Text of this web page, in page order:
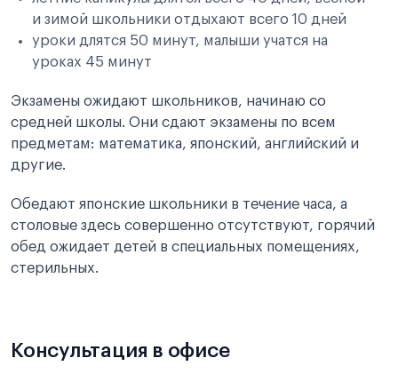
и зимой школьники отдыхают всего 10 дней
уроки длятся 50 минут, малыши учатся на
уроках 45 минут
Экзамены ожидают школьников, начинаю со
средней школы. Они сдают экзамены по всем
предметам: математика, японский, английский и
другие.
Обедают японские школьники в течение часа, а
столовые здесь совершенно отсутствуют, горячий
обед ожидает детей в специальных помещениях,
стерильных.
Консультация в офисе